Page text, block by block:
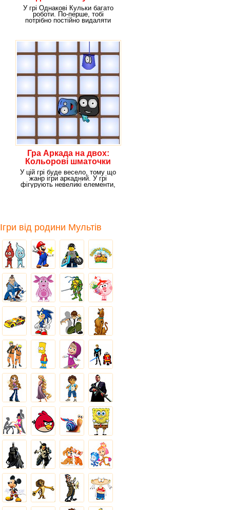
У грі Однакові Кульки багато
роботи. По-перше, тобі
потрібно постійно видаляти
Гра Аркада на двох:
Кольорові шматочки
У цій грі буде весело, тому що
жанр ігри аркадний. У грі
фігурують невеликі елементи,
Ігри від родини Мультів